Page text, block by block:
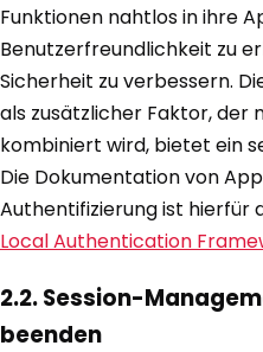
Funktionen nahtlos in ihre
Benutzerfreundlichkeit zu
Sicherheit zu verbessern.
als zusätzlicher Faktor, der
kombiniert wird, bietet ein
Die Dokumentation von
Authentifizierung ist hierfür
Local Authentication
2.2. Session-
beenden